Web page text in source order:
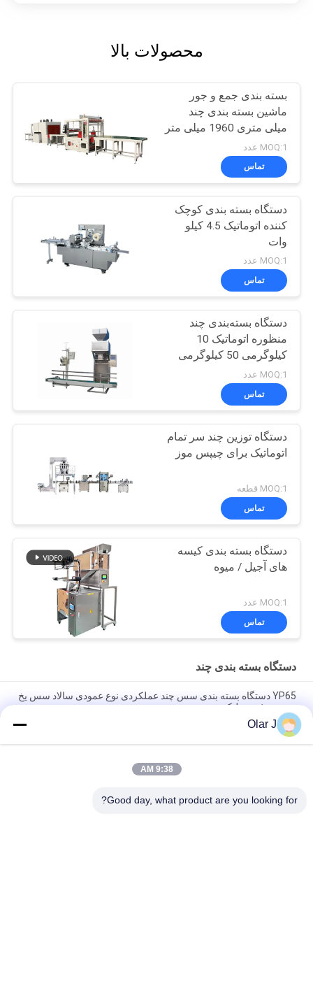
محصولات بالا
بسته بندی جمع و جور
ماشین بسته بندی چند
میلی متری 1960 میلی متر
MOQ:1 عدد
تماس
دستگاه بسته بندی کوچک
کننده اتوماتیک 4.5 کیلو
وات
MOQ:1 عدد
تماس
دستگاه بسته‌بندی چند
منظوره اتوماتیک 10
کیلوگرمی 50 کیلوگرمی
MOQ:1 عدد
تماس
دستگاه توزین چند سر تمام
اتوماتیک برای چیپس موز
MOQ:1 قطعه
تماس
دستگاه بسته بندی کیسه
های آجیل / میوه
MOQ:1 عدد
تماس
دستگاه بسته بندی چند
YP65 دستگاه بسته بندی سس چند عملکردی نوع عمودی سالاد سس یخ
بسته روغن سیلیکون
1518 / 1530 / 1532.
دستگاه بسته بندی دانه های عمودی چند منظوره برای دانه های شکلاتی
Olar J
9:38 AM
Good day, what product are you looking for?